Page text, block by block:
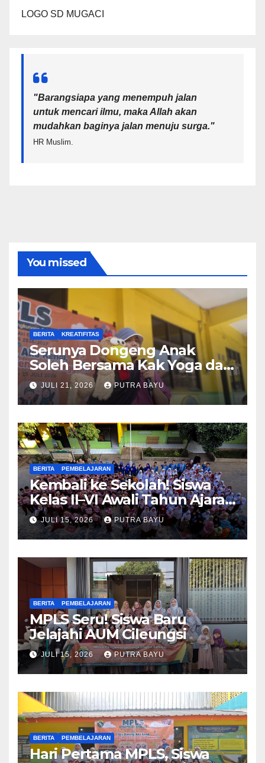
LOGO SD MUGACI
"Barangsiapa yang menempuh jalan
untuk mencari ilmu, maka Allah akan
mudahkan baginya jalan menuju surga."
HR Muslim.
You missed
BERITA KREATIFITAS
Serunya Dongeng Anak
Soleh Bersama Kak Yoga dan
Piko
JULI 21, 2026 PUTRA BAYU
BERITA PEMBELAJARAN
Kembali ke Sekolah! Siswa
Kelas II–VI Awali Tahun Ajaran
Baru
JULI 15, 2026 PUTRA BAYU
BERITA PEMBELAJARAN
MPLS Seru! Siswa Baru
Jelajahi AUM Cileungsi
JULI 15, 2026 PUTRA BAYU
BERITA PEMBELAJARAN
Hari Pertama MPLS, Siswa